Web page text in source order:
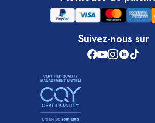
Suivez-nous sur